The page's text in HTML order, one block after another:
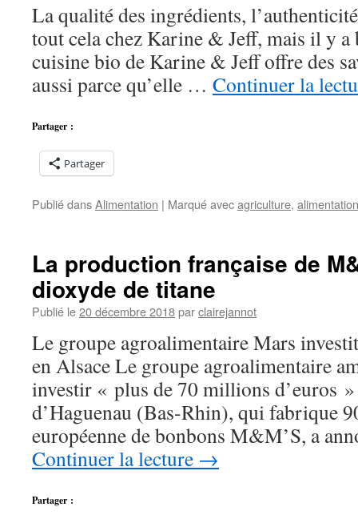
La qualité des ingrédients,
tout cela chez Karine & Jeff, mais il y a
cuisine bio de Karine & Jeff offre des
aussi parce qu’elle … Continuer la
Partager :
Partager
Publié dansAlimentation | Marqué avecagriculture, alimentation
La production française de
dioxyde de titane
Publié le20 décembre 2018parclairejannot
Le groupe agroalimentaire Mars
en Alsace Le groupe agroalimentaire
investir « plus de 70 millions d’euros »
d’Haguenau (Bas-Rhin), qui fabrique
européenne de bonbons M&M’S, a
Continuer la lecture →
Partager :